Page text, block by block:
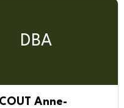
DBA
Anne-